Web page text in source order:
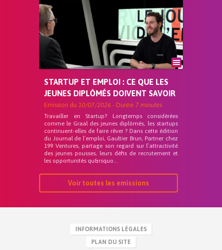
STARTUP ET EMPLOI : CE QUE LES
JEUNES DIPLÔMÉS DOIVENT SAVOIR
Emission du 10/07/2026 - Durée 7 minutes
Travailler en Startup? Longtemps considérées
comme le Graal des jeunes diplômés, les startups
continuent-elles de faire rêver ? Dans cette édition
du Journal de l’emploi, Gaultier Brun, Partner chez
199 Ventures, partage son regard sur l’attractivité
des jeunes pousses, leurs défis de recrutement et
les opportunités qu&rsquo...
Voir toutes les emissions
INFORMATIONS LÉGALES
PLAN DU SITE